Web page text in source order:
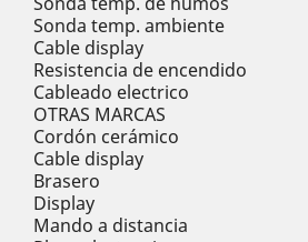
Sonda temp. ambiente
Cable display
Resistencia de encendido
Cableado electrico
OTRAS MARCAS
Cordón cerámico
Cable display
Brasero
Display
Mando a distancia